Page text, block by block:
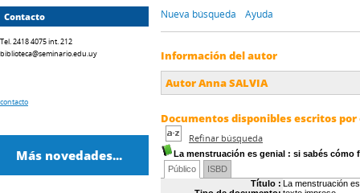
Nueva búsqueda Ayuda
Información del autor
Autor Anna SALVIA
Documentos disponibles escritos
Refinar búsqueda
La menstruación es genial : si sabés cómo
Público
ISBD
Título : La menstruación
Contacto
Tel. 2418 4075 int. 212
biblioteca@seminario.edu.uy
contacto
Más novedades...